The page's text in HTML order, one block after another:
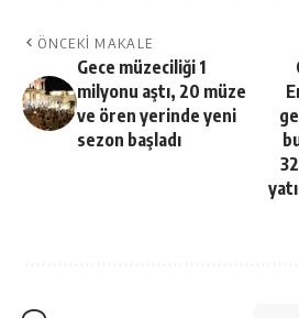
ÖNCEKI MAKALE
Gece müzeciliği 1
milyonu aştı, 20 müze
ve ören yerinde yeni
sezon başladı